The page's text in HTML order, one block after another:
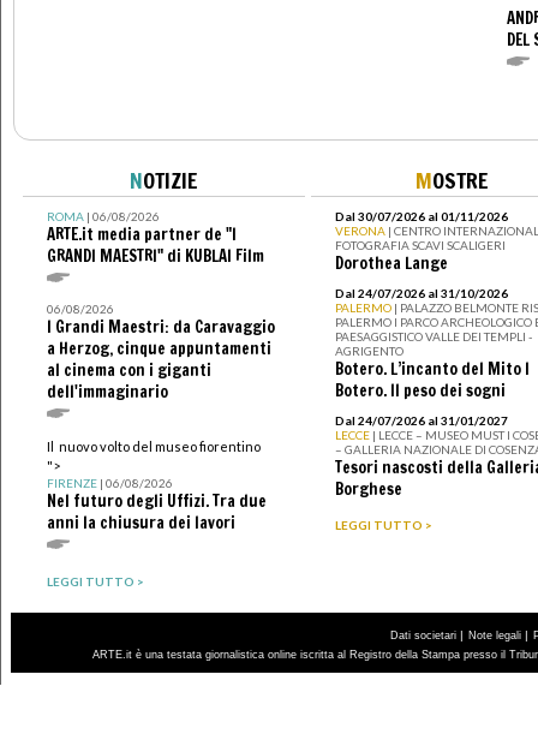
DEL
NOTIZIE
ROMA| 06/08/2026
ARTE.it media partner de "I
GRANDI MAESTRI" di KUBLAI Film
06/08/2026
I Grandi Maestri: da Caravaggio
a Herzog, cinque appuntamenti
al cinema con i giganti
dell'immaginario
Il nuovo volto del museo fiorentino
">
FIRENZE| 06/08/2026
Nel futuro degli Uffizi. Tra due
anni la chiusura dei lavori
LEGGI TUTTO >
MOSTRE
Dal 30/07/2026 al 01/11/2026
VERONA | CENTRO
FOTOGRAFIA SCAVI SCALIGERI
Dorothea Lange
Dal 24/07/2026 al 31/10/2026
PALERMO | PALAZZO BELMONTE
PALERMO I PARCO ARCHEOLOGICO
PAESAGGISTICO VALLE DEI TEMPLI -
AGRIGENTO
Botero. L’incanto del Mito I
Botero. Il peso dei sogni
Dal 24/07/2026 al 31/01/2027
LECCE | LECCE – MUSEO MUST I
– GALLERIA NAZIONALE DI
Tesori nascosti della
Borghese
LEGGI TUTTO >
Dati societari | Note legali |
ARTE.it è una testata giornalistica online iscritta al Registro della Stampa presso il